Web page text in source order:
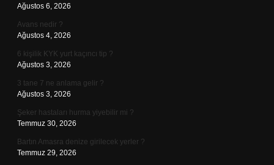
Ağustos 6, 2026
Avans nedir ?
Ağustos 4, 2026
6 kişilik KYK yurt kaçıncı tip ?
Ağustos 3, 2026
3 tane 7 ne anlama gelir ?
Ağustos 3, 2026
Şeker hastaları hurma yiyebilir mi ?
Temmuz 30, 2026
Bartın Amasra denize girilecek yerler ?
Temmuz 29, 2026